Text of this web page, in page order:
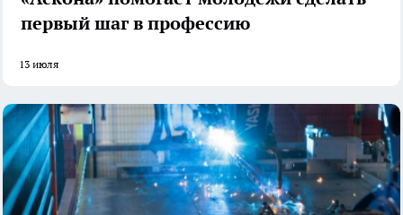
первый шаг в профессию
13 июля